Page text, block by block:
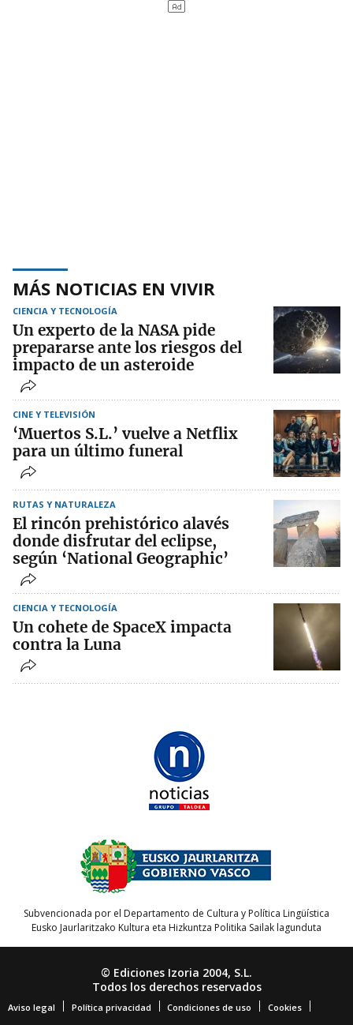
MÁS NOTICIAS EN VIVIR
CIENCIA Y TECNOLOGÍA
Un experto de la NASA pide
prepararse ante los riesgos del
impacto de un asteroide
CINE Y TELEVISIÓN
‘Muertos S.L.’ vuelve a Netflix
para un último funeral
RUTAS Y NATURALEZA
El rincón prehistórico alavés
donde disfrutar del eclipse,
según ‘National Geographic’
CIENCIA Y TECNOLOGÍA
Un cohete de SpaceX impacta
contra la Luna
Subvencionada por el Departamento de Cultura y Política Lingüística
Eusko Jaurlaritzako Kultura eta Hizkuntza Politika Sailak lagunduta
© Ediciones Izoria 2004, S.L.
Todos los derechos reservados
Aviso legal Política privacidad Condiciones de uso Cookies